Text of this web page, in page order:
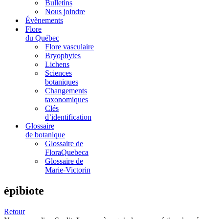
Bulletins
Nous joindre
Évènements
Flore
du Québec
Flore vasculaire
Bryophytes
Lichens
Sciences
botaniques
Changements
taxonomiques
Clés
d’identification
Glossaire
de botanique
Glossaire de
FloraQuebeca
Glossaire de
Marie-Victorin
épibiote
Retour